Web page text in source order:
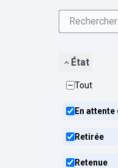
État
Tout
En
Retirée
Retenue